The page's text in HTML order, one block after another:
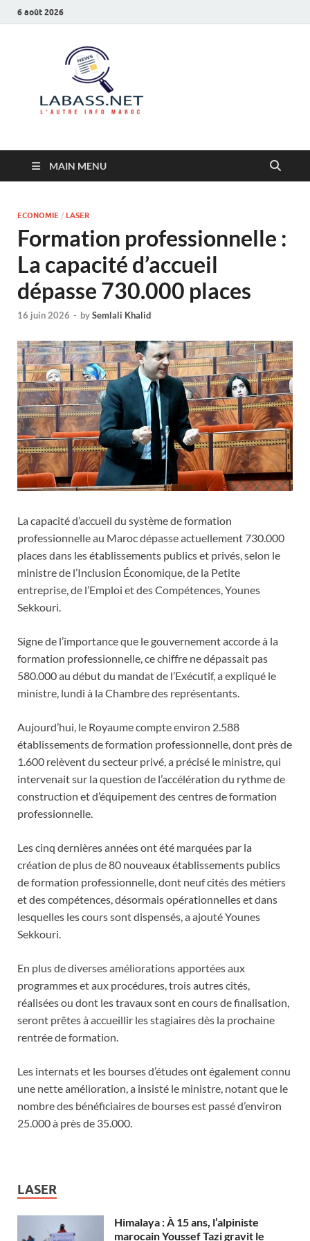
6 août 2026
MAIN MENU
ECONOMIE / LASER
Formation professionnelle :
La capacité d’accueil
dépasse 730.000 places
16 juin 2026 - bySemlali Khalid
La capacité d’accueil du système de formation
professionnelle au Maroc dépasse actuellement 730.000
places dans les établissements publics et privés, selon le
ministre de l’Inclusion Économique, de la Petite
entreprise, de l’Emploi et des Compétences, Younes
Sekkouri.
Signe de l’importance que le gouvernement accorde à la
formation professionnelle, ce chiffre ne dépassait pas
580.000 au début du mandat de l’Exécutif, a expliqué le
ministre, lundi à la Chambre des représentants.
Aujourd’hui, le Royaume compte environ 2.588
établissements de formation professionnelle, dont près de
1.600 relèvent du secteur privé, a précisé le ministre, qui
intervenait sur la question de l’accélération du rythme de
construction et d’équipement des centres de formation
professionnelle.
Les cinq dernières années ont été marquées par la
création de plus de 80 nouveaux établissements publics
de formation professionnelle, dont neuf cités des métiers
et des compétences, désormais opérationnelles et dans
lesquelles les cours sont dispensés, a ajouté Younes
Sekkouri.
En plus de diverses améliorations apportées aux
programmes et aux procédures, trois autres cités,
réalisées ou dont les travaux sont en cours de finalisation,
seront prêtes à accueillir les stagiaires dès la prochaine
rentrée de formation.
Les internats et les bourses d’études ont également connu
une nette amélioration, a insisté le ministre, notant que le
nombre des bénéficiaires de bourses est passé d’environ
25.000 à près de 35.000.
LASER
Himalaya : À 15 ans, l’alpiniste
marocain Youssef Tazi gravit le